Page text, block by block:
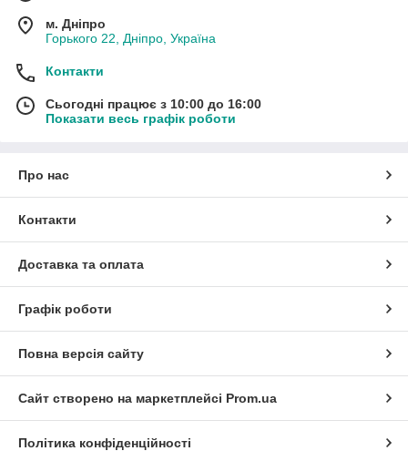
м. Дніпро
Горького 22, Дніпро, Україна
Контакти
Сьогодні працює з 10:00 до 16:00
Показати весь графік роботи
Про нас
Контакти
Доставка та оплата
Графік роботи
Повна версія сайту
Сайт створено на маркетплейсі Prom.ua
Політика конфіденційності